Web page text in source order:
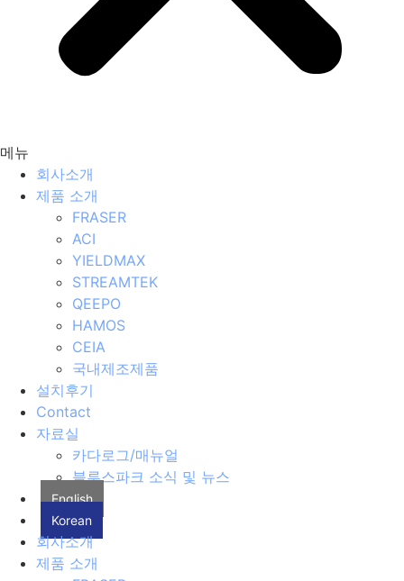
메뉴
회사소개
제품 소개
FRASER
ACI
YIELDMAX
STREAMTEK
QEEPO
HAMOS
CEIA
국내제조제품
설치후기
Contact
자료실
카다로그/매뉴얼
블루스파크 소식 및 뉴스
English
Korean
회사소개
제품 소개